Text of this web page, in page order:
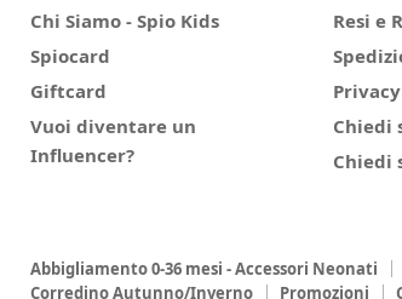
Chi Siamo - Spio Kids
Spiocard
Giftcard
Vuoi diventare un
Influencer?
Resi e
Chiedi
Chiedi
Abbigliamento 0-36 mesi - Accessori Neonati
Corredino Autunno/Inverno
Promozioni